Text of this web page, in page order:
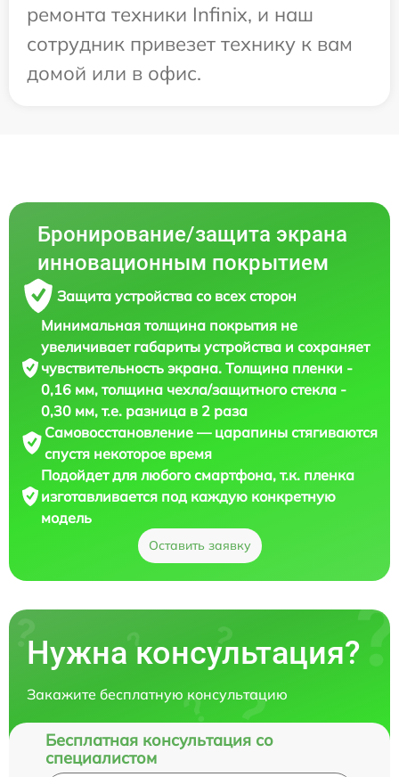
ремонта техники Infinix, и наш
сотрудник привезет технику к вам
домой или в офис.
Бронирование/защита экрана
инновационным покрытием
Защита устройства со всех сторон
Минимальная толщина покрытия не
увеличивает габариты устройства и сохраняет
чувствительность экрана. Толщина пленки -
0,16 мм, толщина чехла/защитного стекла -
0,30 мм, т.е. разница в 2 раза
Самовосстановление — царапины стягиваются
спустя некоторое время
Подойдет для любого смартфона, т.к. пленка
изготавливается под каждую конкретную
модель
Оставить заявку
Нужна консультация?
Закажите бесплатную консультацию
Бесплатная консультация со
специалистом